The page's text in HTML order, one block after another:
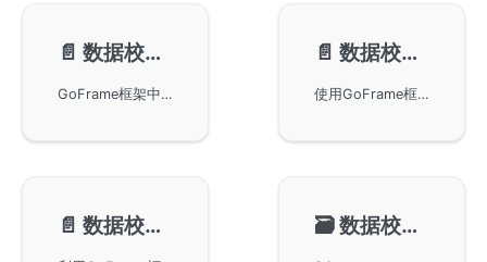
📄️ 数据校验-校验规则
GoFrame框架中的数据校验规则及其应用。GoFrame框架内置了多种常用的校验规则，支持开发者在处理数据时进行参数校验和结构体校验。文章详细讲解了不同情况下如何使用各种校验规则，包括必需参数、日期格式、数值范围、枚举值验证等，为开发者提供了灵活的校验机制。
📄️ 数据校验-校验对象
使用GoFrame框架中的数据校验组件进行数据校验，包括校验对象的配置管理和链式操作等内容。通过详细的示例展示了单数据校验、结构体和映射的数据校验方法，帮助开发者快速掌握数据校验的使用技巧。
📄️ 数据校验-校验结果 🗃️数据校验-参数类型